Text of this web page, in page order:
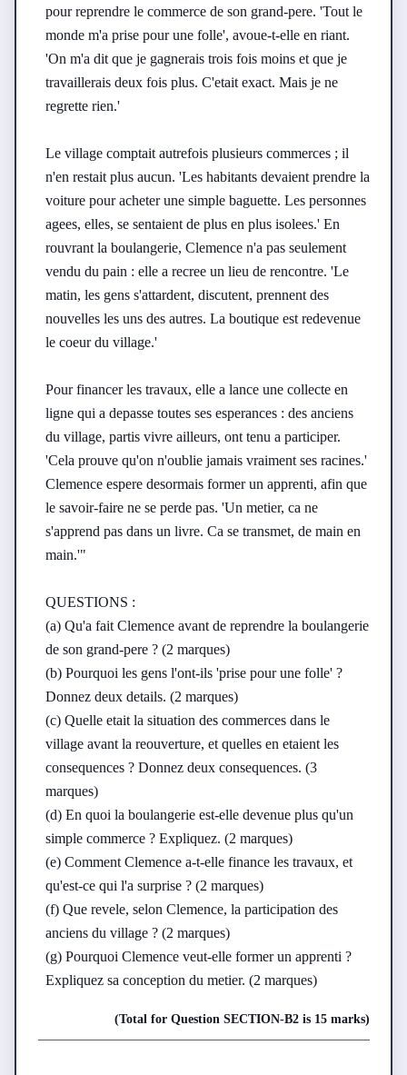
pour reprendre le commerce de son grand-pere. 'Tout le
monde m'a prise pour une folle', avoue-t-elle en riant.
'On m'a dit que je gagnerais trois fois moins et que je
travaillerais deux fois plus. C'etait exact. Mais je ne
regrette rien.'
Le village comptait autrefois plusieurs commerces ; il
n'en restait plus aucun. 'Les habitants devaient prendre la
voiture pour acheter une simple baguette. Les personnes
agees, elles, se sentaient de plus en plus isolees.' En
rouvrant la boulangerie, Clemence n'a pas seulement
vendu du pain : elle a recree un lieu de rencontre. 'Le
matin, les gens s'attardent, discutent, prennent des
nouvelles les uns des autres. La boutique est redevenue
le coeur du village.'
Pour financer les travaux, elle a lance une collecte en
ligne qui a depasse toutes ses esperances : des anciens
du village, partis vivre ailleurs, ont tenu a participer.
'Cela prouve qu'on n'oublie jamais vraiment ses racines.'
Clemence espere desormais former un apprenti, afin que
le savoir-faire ne se perde pas. 'Un metier, ca ne
s'apprend pas dans un livre. Ca se transmet, de main en
main.'"
QUESTIONS :
(a) Qu'a fait Clemence avant de reprendre la boulangerie
de son grand-pere ? (2 marques)
(b) Pourquoi les gens l'ont-ils 'prise pour une folle' ?
Donnez deux details. (2 marques)
(c) Quelle etait la situation des commerces dans le
village avant la reouverture, et quelles en etaient les
consequences ? Donnez deux consequences. (3
marques)
(d) En quoi la boulangerie est-elle devenue plus qu'un
simple commerce ? Expliquez. (2 marques)
(e) Comment Clemence a-t-elle finance les travaux, et
qu'est-ce qui l'a surprise ? (2 marques)
(f) Que revele, selon Clemence, la participation des
anciens du village ? (2 marques)
(g) Pourquoi Clemence veut-elle former un apprenti ?
Expliquez sa conception du metier. (2 marques)
(Total for Question SECTION-B2is 15 marks)